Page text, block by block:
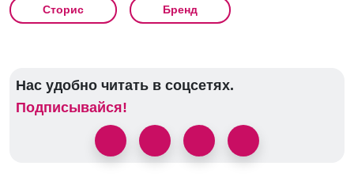
Сторис Бренд
Нас удобно читать в соцсетях.
Подписывайся!